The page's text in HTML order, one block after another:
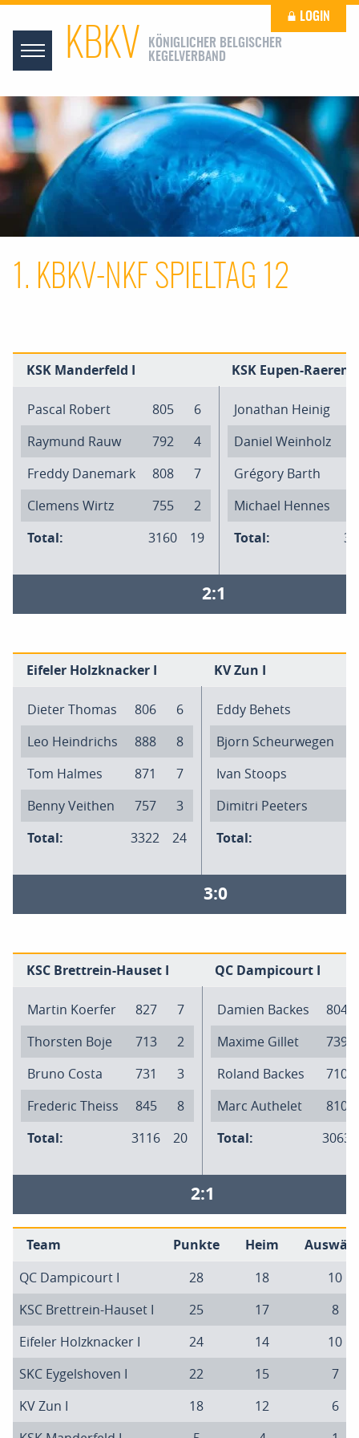
KBKV
KÖNIGLICHER BELGISCHER
KEGELVERBAND
LOGIN
1. KBKV-NKF SPIELTAG 12
KSK Manderfeld I KSK Eupen-Raeren I
Pascal Robert 805
6
Raymund Rauw
792
4
Freddy Danemark
808
7
Clemens Wirtz
755
2
Total:
3160 19
Jonathan Heinig
Daniel Weinholz
Grégory Barth
Michael Hennes
Total:
2:1
Eifeler Holzknacker I KV Zun I
Dieter Thomas 806
6
Leo Heindrichs
888
8
Tom Halmes
871
7
Benny Veithen
757
3
Total:
3322 24
Eddy Behets
Bjorn Scheurwegen
Ivan Stoops
Dimitri Peeters
Total:
3:0
KSC Brettrein-Hauset I QC Dampicourt I
Martin Koerfer 827
7
Thorsten Boje
713
2
Bruno Costa
731
3
Frederic Theiss
845
8
Total:
3116 20
Damien Backes
804
Maxime Gillet
739
Roland Backes
710
Marc Authelet
810
Total:
3063
2:1
Team Punkte Heim
QC Dampicourt I
28 18
10
KSC Brettrein-Hauset I
25 17
8
Eifeler Holzknacker I
24 14
10
SKC Eygelshoven I
22 15
7
KV Zun I
18 12
6